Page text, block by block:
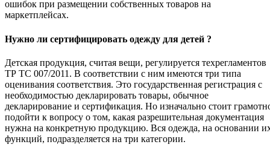
ошибок при размещении собственных товаров на
маркетплейсах.
Нужно ли сертифицировать одежду для детей ?
Детская продукция, считая вещи, регулируется техрегламентов
ТР ТС 007/2011. В соответствии с ним имеются три типа
оценивания соответствия. Это государственная регистрация с
необходимостью декларировать товары, обычное
декларирование и сертификация. Но изначально стоит
подойти к вопросу о том, какая разрешительная документация
нужна на конкретную продукцию. Вся одежда, на основании
функций, подразделяется на три категории.